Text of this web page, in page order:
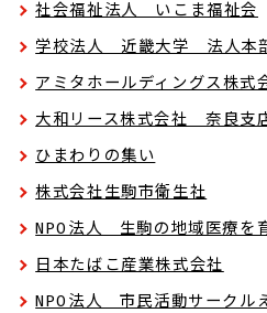
社会福祉法人 いこま福祉会
学校法人 近畿大学 法人本
アミタホールディングス株式
大和リース株式会社 奈良支
ひまわりの集い
株式会社生駒市衛生社
NPO法人 生駒の地域医療を
日本たばこ産業株式会社
NPO法人 市民活動サークル